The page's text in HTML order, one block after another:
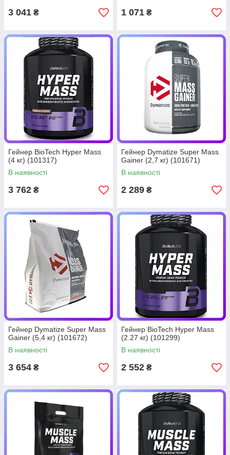
3 041 ₴ 1 071 ₴
Гейнер BioTech Hyper Mass
(4 кг) (101317)
В наявності
3 762 ₴
Гейнер Dymatize Super Mass
Gainer (2,7 кг) (101671)
В наявності
2 289 ₴
Гейнер Dymatize Super Mass
Gainer (5,4 кг) (101672)
В наявності
3 654 ₴
Гейнер BioTech Hyper Mass
(2.27 кг) (101299)
В наявності
2 552 ₴